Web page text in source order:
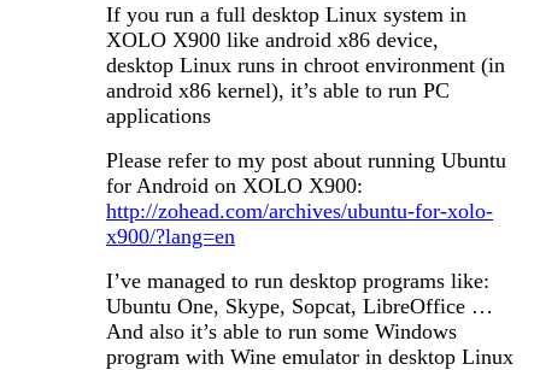
If you run a full desktop Linux system in
XOLO X900 like android x86 device,
desktop Linux runs in chroot environment (in
android x86 kernel), it’s able to run PC
applications
Please refer to my post about running Ubuntu
for Android on XOLO X900:
http://zohead.com/archives/ubuntu-for-xolo-
x900/?lang=en
I’ve managed to run desktop programs like:
Ubuntu One, Skype, Sopcat, LibreOffice …
And also it’s able to run some Windows
program with Wine emulator in desktop Linux